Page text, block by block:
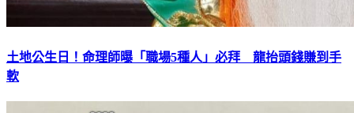
土地公生日！命理師曝「職場5種人」必拜 龍抬頭錢賺到手
軟